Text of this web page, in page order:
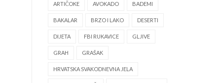
ARTIČOKE AVOKADO BADEMI
BAKALAR BRZO I LAKO DESERTI
DIJETA FBI RUKAVICE GLJIVE
GRAH GRAŠAK
HRVATSKA SVAKODNEVNA JELA